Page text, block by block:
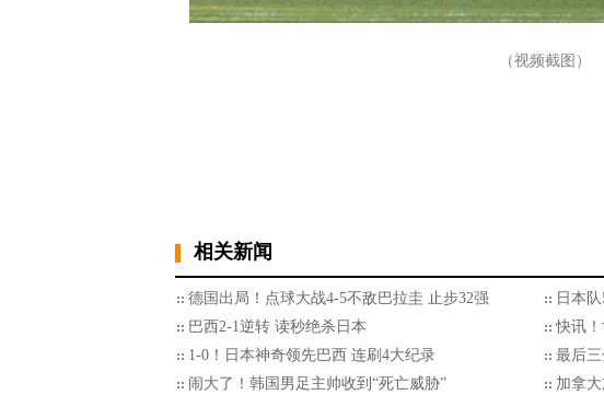
（视频截图）
相关新闻
德国出局！点球大战4-5不敌巴拉圭 止步32强
日本
巴西2-1逆转 读秒绝杀日本
快讯
1-0！日本神奇领先巴西 连刷4大纪录
最后
闹大了！韩国男足主帅收到“死亡威胁”
加拿